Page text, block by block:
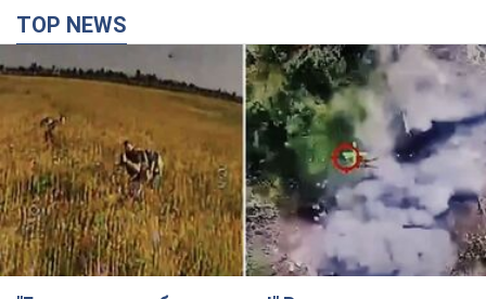
виртуозную работу пилотов FPV. Видео
На обнародованных кадрах запечатлены удары по укрытиям,
автомобилям, инженерной технике и живой силе российских
войск
годину тому 4,8 т.
Армия РФ уничтожила предприятие Kromberg &
Schubert в Житомире. Фото
Когда предприятие возобновит работу, пока неизвестно